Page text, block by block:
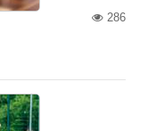
286